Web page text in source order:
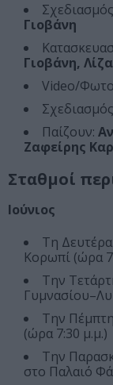
Γιοβάνη
Γιοβάνη,
Video/
Παίζουν:
Ζαφείρης
Σταθμοί
Ιούνιος
Τη
Κορωπί (ώρα
Την
Την
(ώρα 7:30 μ.μ.)
Την
στο Παλαιό